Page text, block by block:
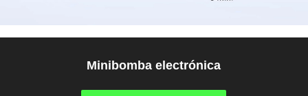
Minibomba electrónica